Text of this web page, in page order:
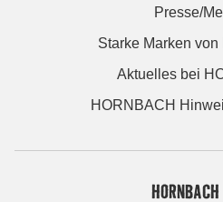
Presse/
Starke Marken
Aktuelles bei
HORNBACH